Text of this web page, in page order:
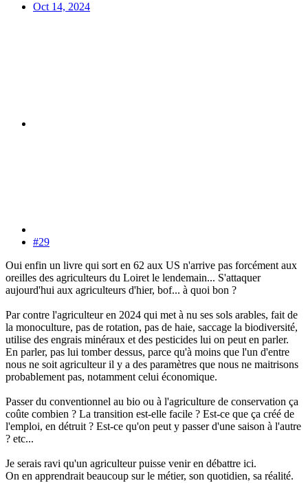
Oct 14, 2024
#29
Oui enfin un livre qui sort en 62 aux US n'arrive pas forcément aux
oreilles des agriculteurs du Loiret le lendemain... S'attaquer
aujourd'hui aux agriculteurs d'hier, bof... à quoi bon ?
Par contre l'agriculteur en 2024 qui met à nu ses sols arables, fait de
la monoculture, pas de rotation, pas de haie, saccage la biodiversité,
utilise des engrais minéraux et des pesticides lui on peut en parler.
En parler, pas lui tomber dessus, parce qu'à moins que l'un d'entre
nous ne soit agriculteur il y a des paramètres que nous ne maitrisons
probablement pas, notamment celui économique.
Passer du conventionnel au bio ou à l'agriculture de conservation ça
coûte combien ? La transition est-elle facile ? Est-ce que ça créé de
l'emploi, en détruit ? Est-ce qu'on peut y passer d'une saison à l'autre
? etc...
Je serais ravi qu'un agriculteur puisse venir en débattre ici.
On en apprendrait beaucoup sur le métier, son quotidien, sa réalité.